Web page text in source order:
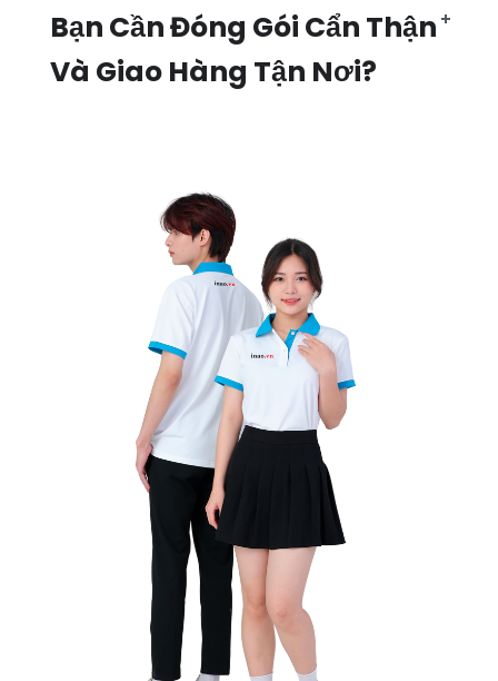
Bạn Cần Đóng Gói Cẩn Thận
Và Giao Hàng Tận Nơi?